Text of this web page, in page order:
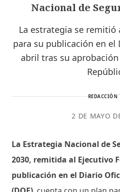
Nacional de
La estrategia se remitió
para su publicación en el
abril tras su
REDACCIÓN
2 DE MAYO
La Estrategia Nacional de
2030, remitida al Ejecutivo
publicación en el Diario